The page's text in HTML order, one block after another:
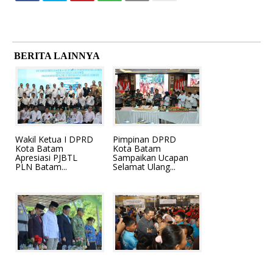
BERITA LAINNYA
Wakil Ketua I DPRD
Kota Batam
Apresiasi PJBTL
PLN Batam...
Pimpinan DPRD
Kota Batam
Sampaikan Ucapan
Selamat Ulang...